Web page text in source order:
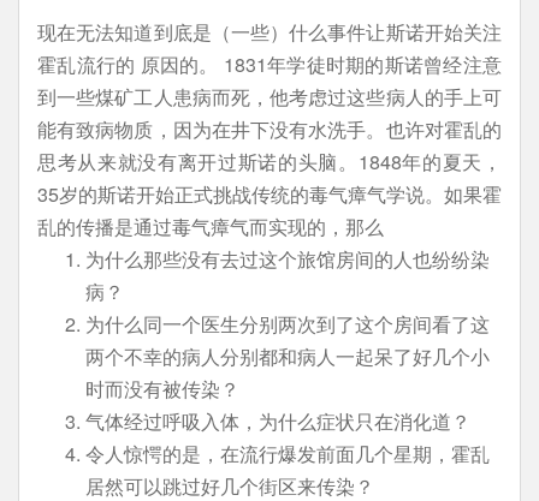
现在无法知道到底是（一些）什么事件让斯诺开始关注
霍乱流行的 原因的。 1831年学徒时期的斯诺曾经注意
到一些煤矿工人患病而死，他考虑过这些病人的手上可
能有致病物质，因为在井下没有水洗手。也许对霍乱的
思考从来就没有离开过斯诺的头脑。1848年的夏天，
35岁的斯诺开始正式挑战传统的毒气瘴气学说。如果霍
乱的传播是通过毒气瘴气而实现的，那么
为什么那些没有去过这个旅馆房间的人也纷纷染
病？
为什么同一个医生分别两次到了这个房间看了这
两个不幸的病人分别都和病人一起呆了好几个小
时而没有被传染？
气体经过呼吸入体，为什么症状只在消化道？
令人惊愕的是，在流行爆发前面几个星期，霍乱
居然可以跳过好几个街区来传染？